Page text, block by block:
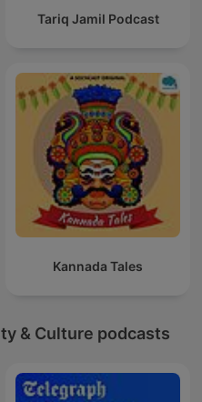
Tariq Jamil Podcast
Kannada Tales
& Culture podcasts